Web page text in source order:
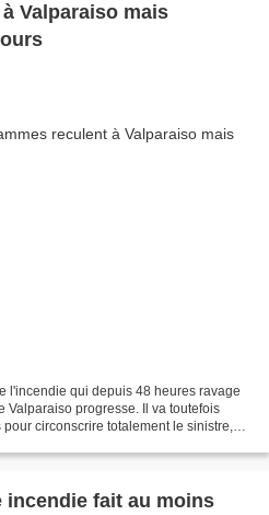
Valparaiso mais
l'incendie qui depuis 48 heures ravage
Valparaiso progresse. Il va toutefois
circonscrire totalement le sinistre,
fait au moins